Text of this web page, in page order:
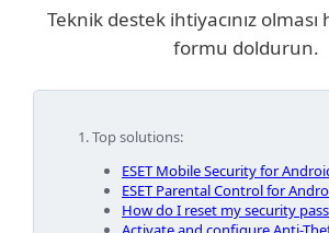
Teknik destek ihtiyacınız
formu doldurun.